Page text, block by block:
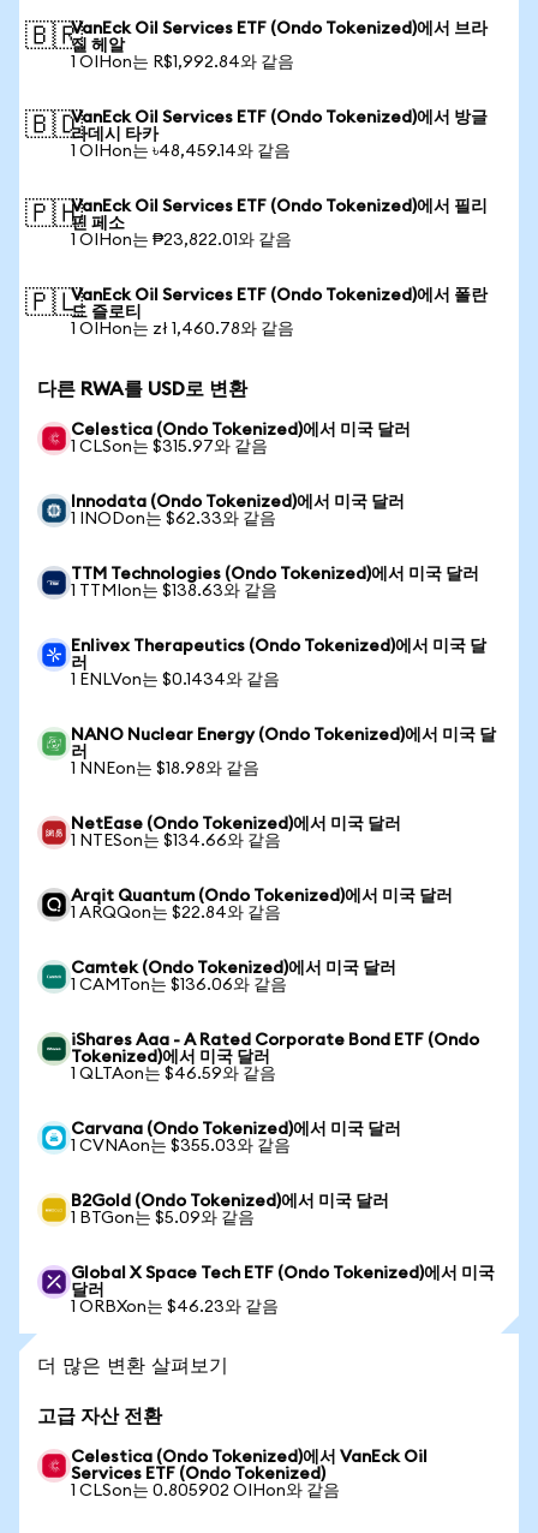
🇧🇷VanEck Oil Services ETF (Ondo Tokenized)에서 브라
질 헤알
1 OIHon는 R$1,992.84와 같음
🇧🇩VanEck Oil Services ETF (Ondo Tokenized)에서 방글
라데시 타카
1 OIHon는 ৳48,459.14와 같음
🇵🇭VanEck Oil Services ETF (Ondo Tokenized)에서 필리
핀 페소
1 OIHon는 ₱23,822.01와 같음
🇵🇱VanEck Oil Services ETF (Ondo Tokenized)에서 폴란
드 즐로티
1 OIHon는 zł 1,460.78와 같음
다른 RWA를 USD로 변환
Celestica (Ondo Tokenized)에서 미국 달러
1 CLSon는 $315.97와 같음
Innodata (Ondo Tokenized)에서 미국 달러
1 INODon는 $62.33와 같음
TTM Technologies (Ondo Tokenized)에서 미국 달러
1 TTMIon는 $138.63와 같음
Enlivex Therapeutics (Ondo Tokenized)에서 미국 달
러
1 ENLVon는 $0.1434와 같음
NANO Nuclear Energy (Ondo Tokenized)에서 미국 달
러
1 NNEon는 $18.98와 같음
NetEase (Ondo Tokenized)에서 미국 달러
1 NTESon는 $134.66와 같음
Arqit Quantum (Ondo Tokenized)에서 미국 달러
1 ARQQon는 $22.84와 같음
Camtek (Ondo Tokenized)에서 미국 달러
1 CAMTon는 $136.06와 같음
iShares Aaa - A Rated Corporate Bond ETF (Ondo
Tokenized)에서 미국 달러
1 QLTAon는 $46.59와 같음
Carvana (Ondo Tokenized)에서 미국 달러
1 CVNAon는 $355.03와 같음
B2Gold (Ondo Tokenized)에서 미국 달러
1 BTGon는 $5.09와 같음
Global X Space Tech ETF (Ondo Tokenized)에서 미국
달러
1 ORBXon는 $46.23와 같음
더 많은 변환 살펴보기
고급 자산 전환
Celestica (Ondo Tokenized)에서 VanEck Oil
Services ETF (Ondo Tokenized)
1 CLSon는 0.805902 OIHon와 같음